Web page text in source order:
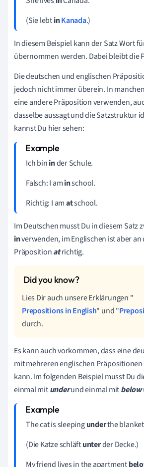
(Sie lebtinKanada.)
In diesem Beispiel kann der Satz Wort
übernommen werden. Dabei bleibt die
Die deutschen und englischen
jedoch nicht immer überein. In
eine andere Präposition verwenden,
dasselbe aussagt und die Satzstruktur
kannst Du hier sehen:
Ich bininder Schule.
Falsch: I aminschool.
Richtig: I amatschool.
Im Deutschen musst Du in diesem Satz
inverwenden, im Englischen ist aber an
Präpositionatrichtig.
Lies Dir auch unsere Erklärungen "
Prepositions in English" und "
durch.
Es kann auch vorkommen, dass eine
mit mehreren englischen
kann. Im folgenden Beispiel musst Du
einmal mitunderund einmal mitbelow
The cat is sleepingunderthe
(Die Katze schläftunterder Decke.)
My friend lives in the apartment